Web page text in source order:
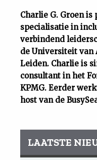
Charlie G. Groen
specialisatie in
verbindend
de Universiteit van
Leiden. Charlie is
consultant in het
KPMG. Eerder
host van de
LAATSTE